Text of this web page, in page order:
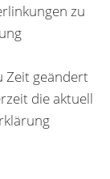
zu
Zeit geändert
die aktuell